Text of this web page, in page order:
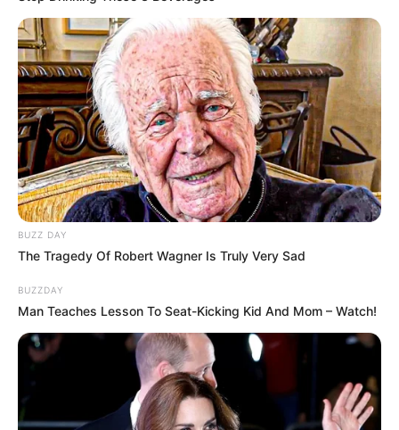
BUZZ DAY
The Tragedy Of Robert Wagner Is Truly Very Sad
BUZZDAY
Man Teaches Lesson To Seat-Kicking Kid And Mom – Watch!